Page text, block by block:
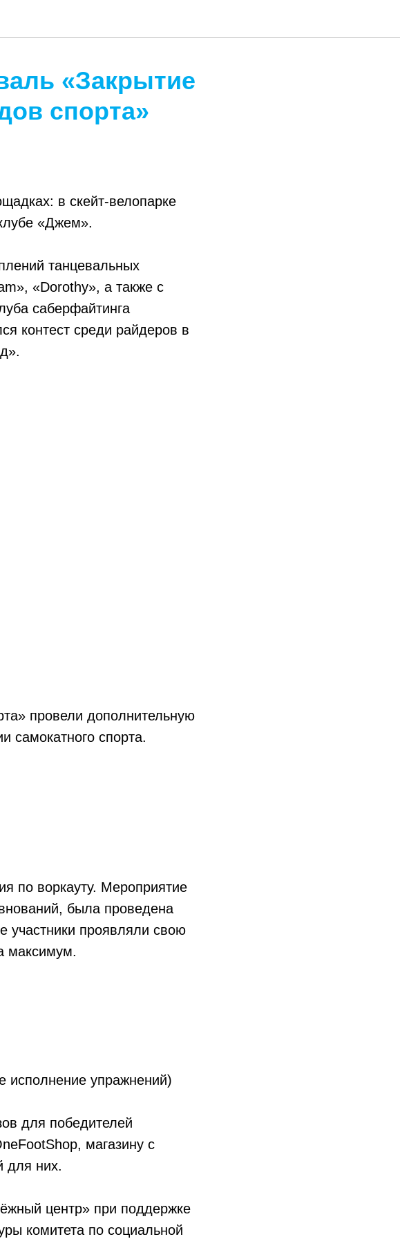
«Закрытие
спорта»
в скейт-велопарке
«Джем».
танцевальных
«Dorothy», а также с
саберфайтинга
контест среди райдеров в
провели дополнительную
самокатного спорта.
по воркауту. Мероприятие
была проведена
участники проявляли свою
максимум.
исполнение упражнений)
для победителей
магазину с
для них.
центр» при поддержке
комитета по социальной